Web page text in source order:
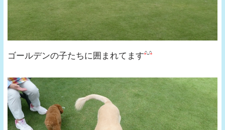
ゴールデンの子たちに囲まれてます